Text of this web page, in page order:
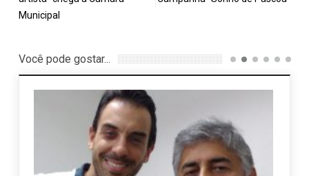
Municipal
Você pode gostar...